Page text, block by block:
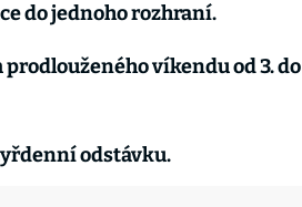
do jednoho rozhraní.
víkendu od 3. do
odstávku.